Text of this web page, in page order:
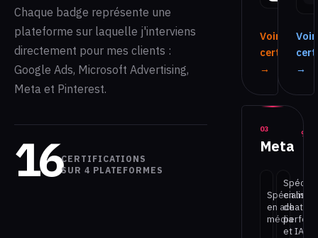
Chaque badge représente une
plateforme sur laquelle j'interviens
directement pour mes clients :
Google Ads, Microsoft Advertising,
Meta et Pinterest.
16CERTIFICATIONS
SUR 4 PLATEFORMES
Voir les 3
→
Voir
→
03
Meta
9
Spécialiste
en achat
média
en
de
et IA